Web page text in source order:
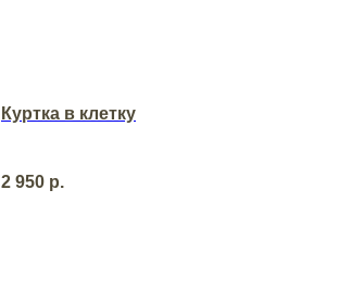
Куртка в клетку
2 950 р.